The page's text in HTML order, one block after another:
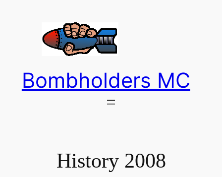
Bombholders MC
History 2008